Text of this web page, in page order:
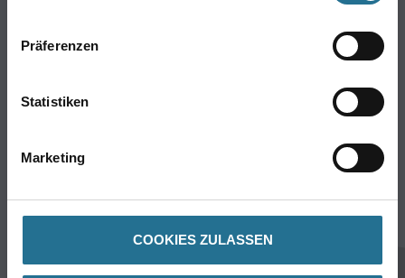
Präferenzen
Statistiken
Marketing
COOKIES ZULASSEN
Verbrauchsmaterialien
Hersteller
Über Uns
Aktuelles
Karriere